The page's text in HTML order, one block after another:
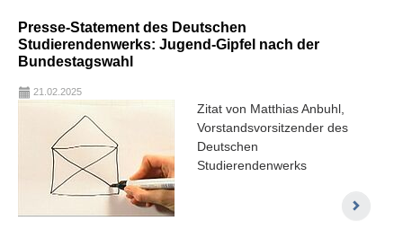
Presse-Statement des Deutschen
Studierendenwerks: Jugend-Gipfel nach der
Bundestagswahl
21.02.2025
Zitat von Matthias Anbuhl,
Vorstandsvorsitzender des
Deutschen
Studierendenwerks